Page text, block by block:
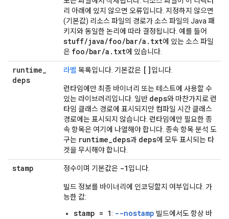
리 아래에 있지 않으면 오류입니다. 지정하지 않으면
(기본값) 리소스 파일의 경로가 소스 파일의 Java 패
키지와 동일한 논리에 따라 결정됩니다. 예를 들어
stuff/java/foo/bar/a.txt에 있는 소스 파일
은 foo/bar/a.txt에 있습니다.
runtime_
deps
라벨 목록입니다. 기본값은 []입니다.
런타임에만 최종 바이너리 또는 테스트에 사용할 수
있는 라이브러리입니다. 일반 deps와 마찬가지로 런
타임 클래스 경로에 표시되지만 컴파일 시간 클래스
경로에는 표시되지 않습니다. 런타임에만 필요한 종
속 항목은 여기에 나열해야 합니다. 종속 항목 분석 도
구는 runtime_deps과 deps에 모두 표시되는 타
겟을 무시해야 합니다.
stamp 정수이며 기본값은 -1입니다.
빌드 정보를 바이너리에 인코딩할지 여부입니다. 가
능한 값:
stamp = 1: --nostamp 빌드에서도 항상 바